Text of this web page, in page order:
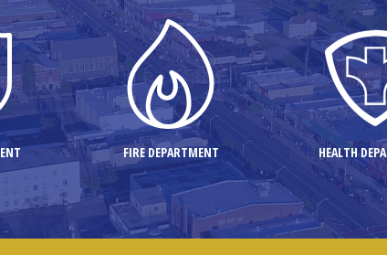
FIRE DEPARTMENT HEALTH